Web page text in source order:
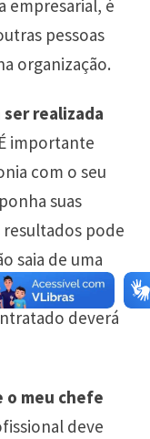
empresarial, é
pessoas
organização.
realizada
É importante
com o seu
suas
resultados pode
saia de uma
as
deverá
o meu chefe
deve